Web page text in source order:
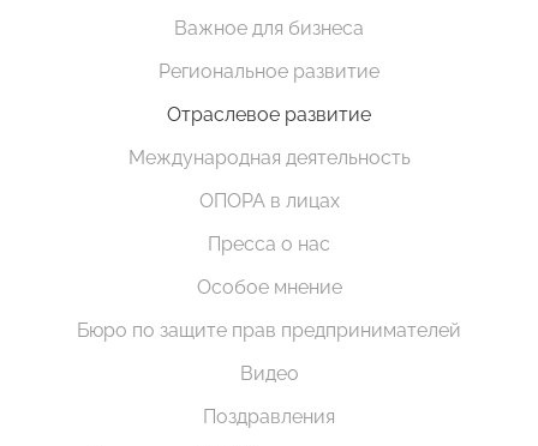
Важное для бизнеса
Региональное развитие
Отраслевое развитие
Международная деятельность
ОПОРА в лицах
Пресса о нас
Особое мнение
Бюро по защите прав предпринимателей
Видео
Поздравления